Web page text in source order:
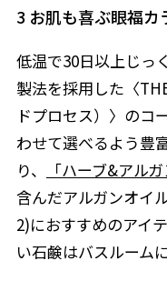
3 お肌も喜ぶ眼福カ
低温で30日以上じっ
製法を採用した〈
ドプロセス）〉のコ
わせて選べるよう豊
り、
「ハーブ&アル
含んだアルガンオイ
2)におすすめのアイ
い石鹸はバスルーム